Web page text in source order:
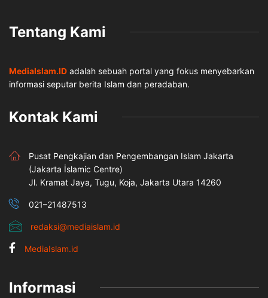
Tentang Kami
MediaIslam.ID adalah sebuah portal yang fokus menyebarkan
informasi seputar berita Islam dan peradaban.
Kontak Kami
Pusat Pengkajian dan Pengembangan Islam Jakarta
(Jakarta İslamic Centre)
Jl. Kramat Jaya, Tugu, Koja, Jakarta Utara 14260
021–21487513
redaksi@mediaislam.id
MediaIslam.id
Informasi